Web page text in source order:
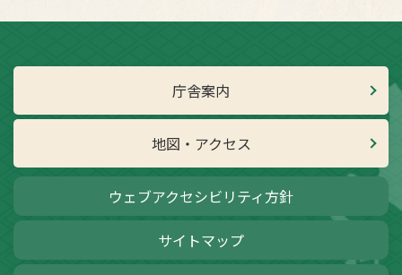
庁舎案内
地図・アクセス
ウェブアクセシビリティ方針
サイトマップ